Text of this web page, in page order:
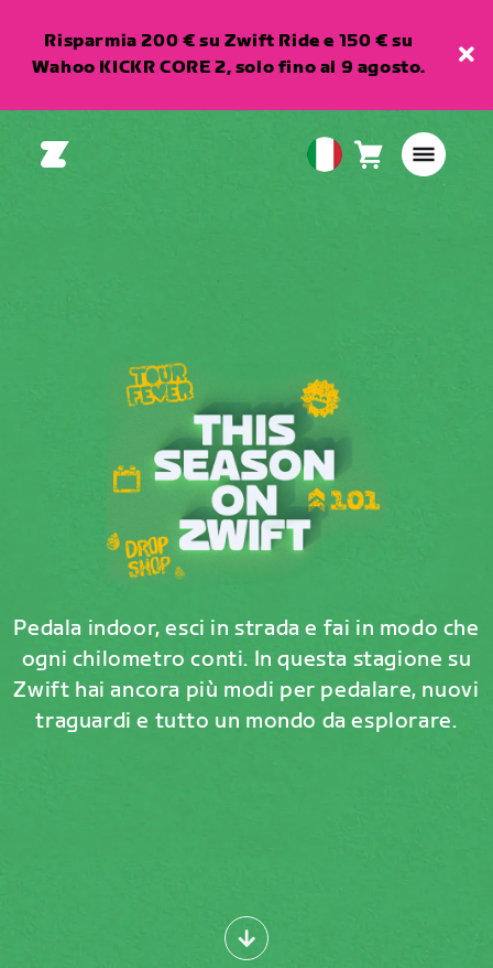
Risparmia 200 € su Zwift Ride e 150 € su
Wahoo KICKR CORE 2, solo fino al 9 agosto.
EuropeanCarrello0
Pedala indoor, esci in strada e fai in modo che
ogni chilometro conti. In questa stagione su
Zwift hai ancora più modi per pedalare, nuovi
traguardi e tutto un mondo da esplorare.